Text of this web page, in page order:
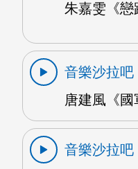
朱嘉雯《戀
音樂沙拉吧
唐建風《
音樂沙拉吧